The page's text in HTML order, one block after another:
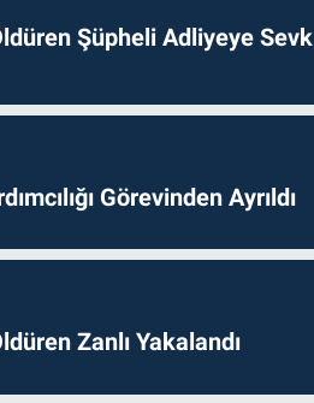
Şüpheli Adliyeye Sevk
Görevinden Ayrıldı
Zanlı Yakalandı